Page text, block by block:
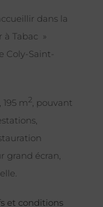
dans la
à Tabac »
Saint-
m2, pouvant
grand écran,
et conditions